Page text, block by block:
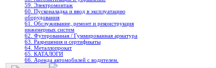
59. Электромонтаж
60. Пусконаладка и ввод в эксплуатацию
оборудования
61. Обслуживание, ремонт и реконструкция
инженерных систем
62. Футерованная / Гуммированная арматура
63. Разрешения и сертификаты
64. Металлопрокат
65. КАТАЛОГИ
66. Аренда автомобилей с водителем.